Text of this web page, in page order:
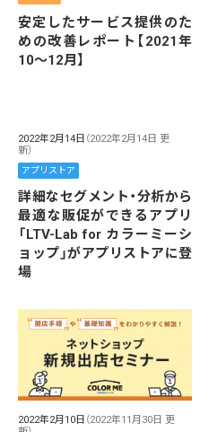
安定したサービス提供のた
めの改善レポート【2021年
10〜12月】
2022年2月14日 （2022年2月14日 更
新）
アプリストア
詳細なセグメント・分析から
最適な販促ができるアプリ
「LTV-Lab for カラーミーシ
ョップ」がアプリストアに登
場
2022年2月10日 （2022年11月30日 更